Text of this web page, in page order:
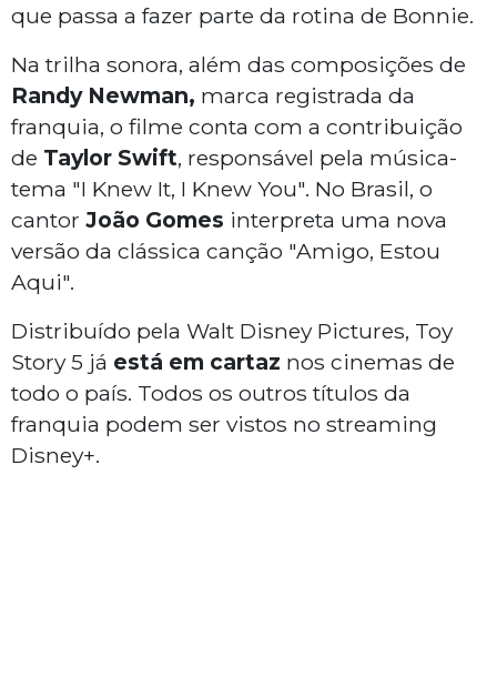
que passa a fazer parte da rotina de Bonnie.
Na trilha sonora, além das composições de
Randy Newman, marca registrada da
franquia, o filme conta com a contribuição
de Taylor Swift, responsável pela música-
tema "I Knew It, I Knew You". No Brasil, o
cantor João Gomes interpreta uma nova
versão da clássica canção "Amigo, Estou
Aqui".
Distribuído pela Walt Disney Pictures, Toy
Story 5 já está em cartaz nos cinemas de
todo o país. Todos os outros títulos da
franquia podem ser vistos no streaming
Disney+.